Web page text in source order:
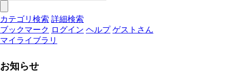
カテゴリ検索 詳細検索
ブックマーク ログイン ヘルプ ゲストさん
マイライブラリ
お知らせ